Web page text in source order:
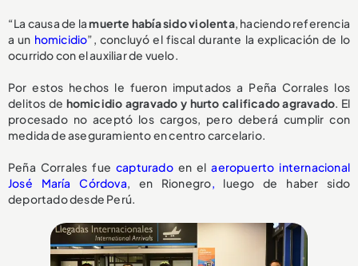
“La causa de lamuerte había sido violenta, haciendo referencia
a un homicidio”, concluyó el fiscal durante la explicación de lo
ocurrido con el auxiliar de vuelo.
Por estos hechos le fueron imputados a Peña Corrales los
delitos de homicidio agravado y hurto calificado agravado. El
procesado no aceptó los cargos, pero deberá cumplir con
medida de aseguramiento en centro carcelario.
Peña Corrales fue capturadoen elaeropuerto internacional
José María Córdova, en Rionegro, luego de haber sido
deportado desde Perú.